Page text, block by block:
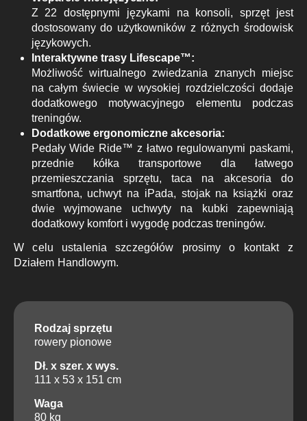
Z 22 dostępnymi językami na konsoli, sprzęt jest
dostosowany do użytkowników z różnych środowisk
językowych.
Interaktywne trasy Lifescape™:
Możliwość wirtualnego zwiedzania znanych miejsc
na całym świecie w wysokiej rozdzielczości dodaje
dodatkowego motywacyjnego elementu podczas
treningów.
Dodatkowe ergonomiczne akcesoria:
Pedały Wide Ride™ z łatwo regulowanymi paskami,
przednie kółka transportowe dla łatwego
przemieszczania sprzętu, taca na akcesoria do
smartfona, uchwyt na iPada, stojak na książki oraz
dwie wyjmowane uchwyty na kubki zapewniają
dodatkowy komfort i wygodę podczas treningów.
W celu ustalenia szczegółów prosimy o kontakt z
Działem Handlowym.
Rodzaj sprzętu
rowery pionowe
Dł. x szer. x wys.
111 x 53 x 151 cm
Waga
80 kg